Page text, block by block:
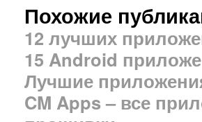
Похожие
12 лучших
15 Android
Лучшие
CM Apps – все